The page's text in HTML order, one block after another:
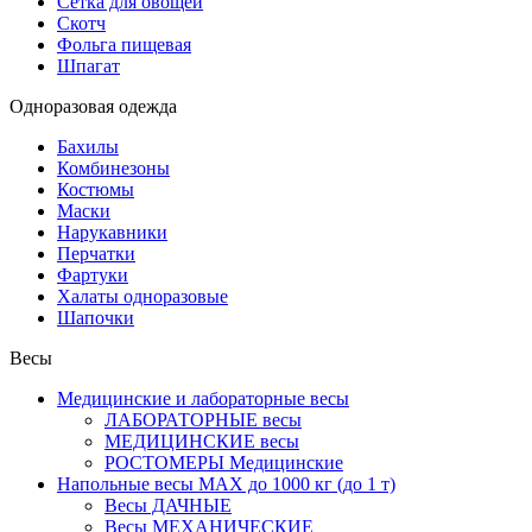
Скотч
Фольга пищевая
Шпагат
Одноразовая одежда
Бахилы
Комбинезоны
Костюмы
Маски
Нарукавники
Перчатки
Фартуки
Халаты одноразовые
Шапочки
Весы
Медицинские и лабораторные весы
ЛАБОРАТОРНЫЕ весы
МЕДИЦИНСКИЕ весы
РОСТОМЕРЫ Медицинские
Напольные весы MAX до 1000 кг (до 1 т)
Весы ДАЧНЫЕ
Весы МЕХАНИЧЕСКИЕ